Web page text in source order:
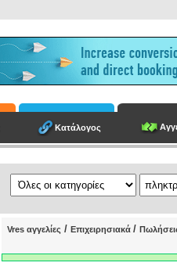
Κατάλογος
Vres αγγελίες / Επιχειρησιακά /